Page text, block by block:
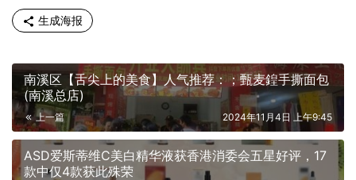
生成海报
南溪区【舌尖上的美食】人气推荐：；甄麦鍠手撕面包
(南溪总店)
上一篇 2024年11月4日 上午9:45
ASD爱斯蒂维C美白精华液获香港消委会五星好评，17
款中仅4款获此殊荣